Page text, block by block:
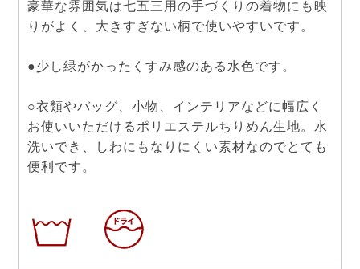
豪華な雰囲気は七五三用の手づくりの着物にも映
りがよく、大きすぎない柄で使いやすいです。
●少し緑がかったくすみ感のある水色です。
○衣類やバッグ、小物、インテリアなどに幅広く
お使いいただけるポリエステルちりめん生地。水
洗いでき、しわにもなりにくい素材なのでとても
便利です。